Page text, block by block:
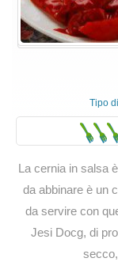
Tipo
La cernia in salsa
da abbinare è un
da servire con
Jesi Docg, di